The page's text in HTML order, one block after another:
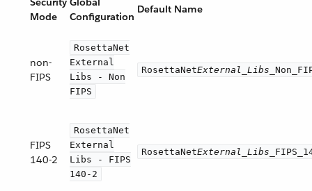
Mode
Configuration
Default Name
non-
FIPS
RosettaNet
External
Libs - Non
FIPS
RosettaNetExternal_Libs
FIPS
140-2
RosettaNet
External
Libs - FIPS
140-2
RosettaNetExternal_Libs